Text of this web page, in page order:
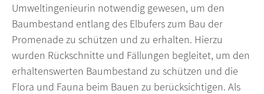
Umweltingenieurin notwendig gewesen, um den
Baumbestand entlang des Elbufers zum Bau der
Promenade zu schützen und zu erhalten. Hierzu
wurden Rückschnitte und Fällungen begleitet, um den
erhaltenswerten Baumbestand zu schützen und die
Flora und Fauna beim Bauen zu berücksichtigen. Als